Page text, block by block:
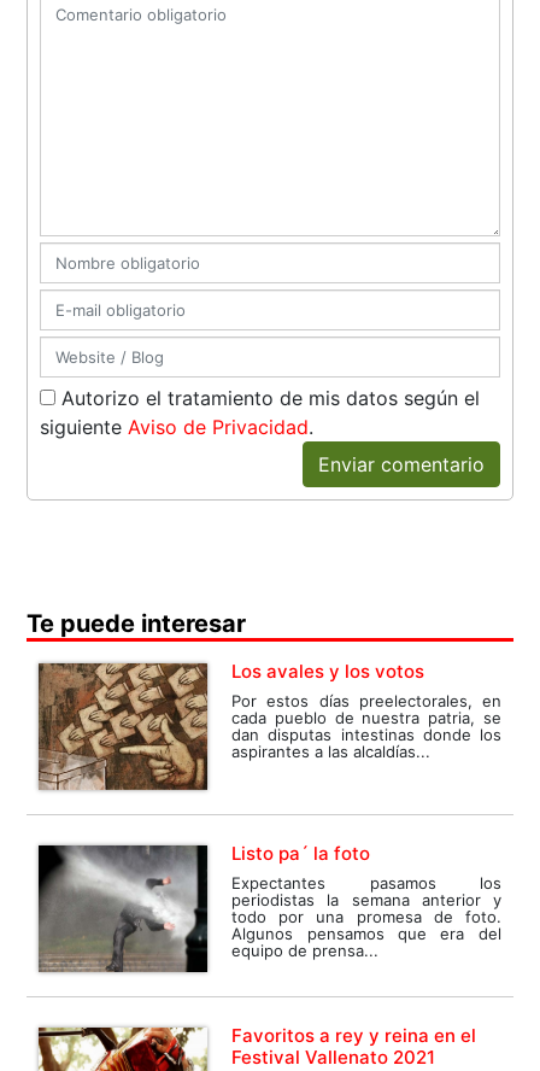
Autorizo el tratamiento de mis datos según el
siguienteAviso de Privacidad.
Enviar comentario
Te puede interesar
Los avales y los votos
Por estos días preelectorales, en
cada pueblo de nuestra patria, se
dan disputas intestinas donde los
aspirantes a las alcaldías...
Listo pa´ la foto
Expectantes pasamos los
periodistas la semana anterior y
todo por una promesa de foto.
Algunos pensamos que era del
equipo de prensa...
Favoritos a rey y reina en el
Festival Vallenato 2021